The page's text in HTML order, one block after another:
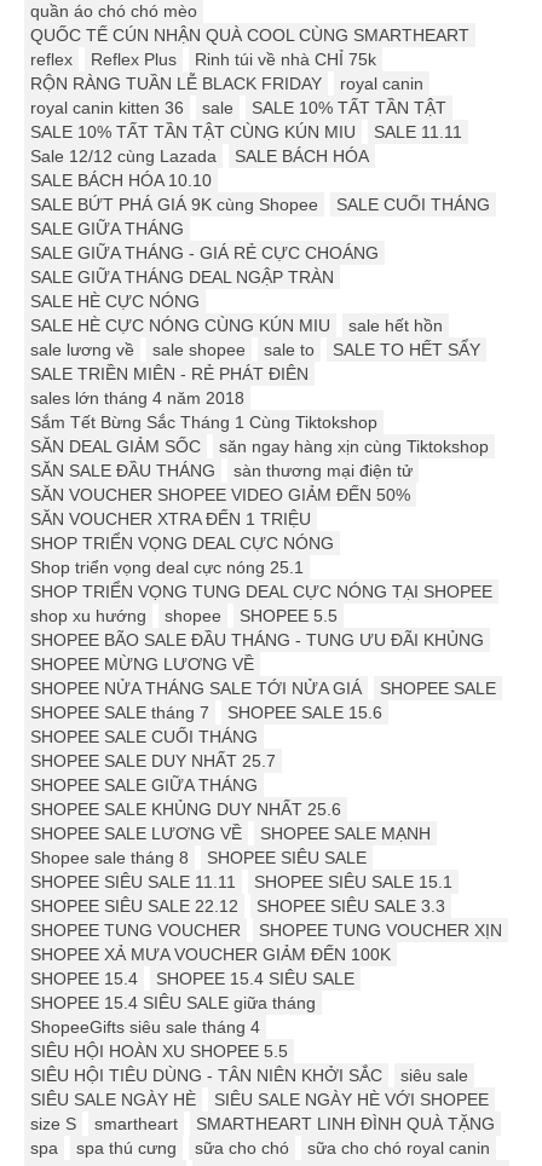
quần áo chó chó mèo
QUỐC TẾ CÚN NHẬN QUÀ COOL CÙNG SMARTHEART
reflex
Reflex Plus
Rinh túi về nhà CHỈ 75k
RỘN RÀNG TUẦN LỄ BLACK FRIDAY
royal canin
royal canin kitten 36
sale
SALE 10% TẤT TẦN TẬT
SALE 10% TẤT TẦN TẬT CÙNG KÚN MIU
SALE 11.11
Sale 12/12 cùng Lazada
SALE BÁCH HÓA
SALE BÁCH HÓA 10.10
SALE BỨT PHÁ GIÁ 9K cùng Shopee
SALE CUỐI THÁNG
SALE GIỮA THÁNG
SALE GIỮA THÁNG - GIÁ RẺ CỰC CHOÁNG
SALE GIỮA THÁNG DEAL NGẬP TRÀN
SALE HÈ CỰC NÓNG
SALE HÈ CỰC NÓNG CÙNG KÚN MIU
sale hết hồn
sale lương về
sale shopee sale to
SALE TO HẾT SẨY
SALE TRIỀN MIÊN - RẺ PHÁT ĐIÊN
sales lớn tháng 4 năm 2018
Sắm Tết Bừng Sắc Tháng 1 Cùng Tiktokshop
SĂN DEAL GIẢM SỐC
săn ngay hàng xịn cùng Tiktokshop
SĂN SALE ĐẦU THÁNG
sàn thương mại điện tử
SĂN VOUCHER SHOPEE VIDEO GIẢM ĐẾN 50%
SĂN VOUCHER XTRA ĐẾN 1 TRIỆU
SHOP TRIỂN VỌNG DEAL CỰC NÓNG
Shop triển vọng deal cực nóng 25.1
SHOP TRIỂN VỌNG TUNG DEAL CỰC NÓNG TẠI SHOPEE
shop xu hướng
shopee
SHOPEE 5.5
SHOPEE BÃO SALE ĐẦU THÁNG - TUNG ƯU ĐÃI KHỦNG
SHOPEE MỪNG LƯƠNG VỀ
SHOPEE NỬA THÁNG SALE TỚI NỬA GIÁ
SHOPEE SALE
SHOPEE SALE tháng 7
SHOPEE SALE 15.6
SHOPEE SALE CUỐI THÁNG
SHOPEE SALE DUY NHẤT 25.7
SHOPEE SALE GIỮA THÁNG
SHOPEE SALE KHỦNG DUY NHẤT 25.6
SHOPEE SALE LƯƠNG VỀ
SHOPEE SALE MẠNH
Shopee sale tháng 8
SHOPEE SIÊU SALE
SHOPEE SIÊU SALE 11.11
SHOPEE SIÊU SALE 15.1
SHOPEE SIÊU SALE 22.12
SHOPEE SIÊU SALE 3.3
SHOPEE TUNG VOUCHER
SHOPEE TUNG VOUCHER XỊN
SHOPEE XẢ MƯA VOUCHER GIẢM ĐẾN 100K
SHOPEE 15.4
SHOPEE 15.4 SIÊU SALE
SHOPEE 15.4 SIÊU SALE giữa tháng
ShopeeGifts siêu sale tháng 4
SIÊU HỘI HOÀN XU SHOPEE 5.5
SIÊU HỘI TIÊU DÙNG - TÂN NIÊN KHỞI SẮC
siêu sale
SIÊU SALE NGÀY HÈ
SIÊU SALE NGÀY HÈ VỚI SHOPEE
size S
smartheart
SMARTHEART LINH ĐÌNH QUÀ TẶNG
spa
spa thú cưng sữa cho chó
sữa cho chó royal canin